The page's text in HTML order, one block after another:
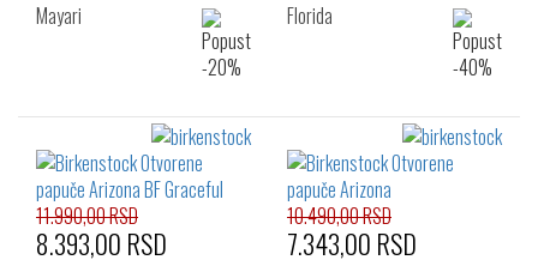
Mayari Florida
11.990,00 RSD
8.393,00 RSD
10.490,00 RSD
7.343,00 RSD